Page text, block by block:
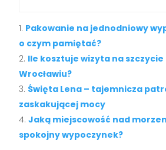
Pakowanie na jednodniowy
o czym pamiętać?
Ile kosztuje wizyta na szczycie
Wrocławiu?
Święta Lena – tajemnicza
zaskakującej mocy
Jaką miejscowość nad
spokojny wypoczynek?